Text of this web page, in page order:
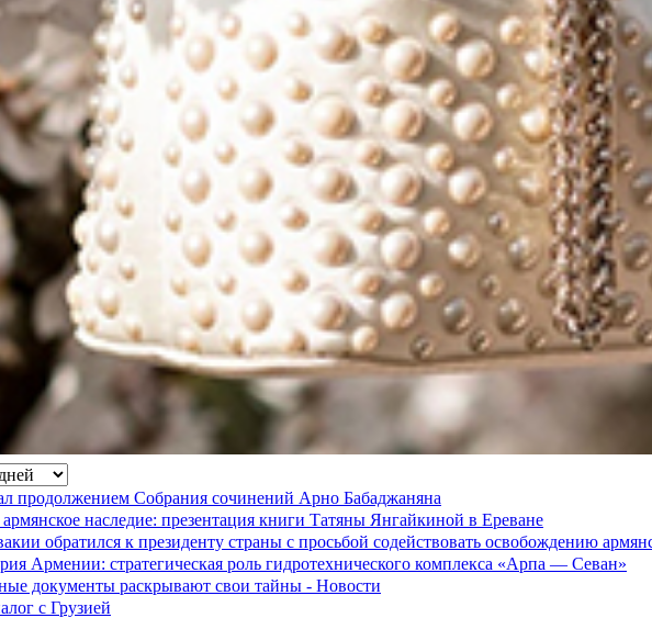
продолжением Собрания сочинений Арно Бабаджаняна
наследие: презентация книги Татяны Янгайкиной в Ереване
обратился к президенту страны с просьбой содействовать освобождению
Армении: стратегическая роль гидротехнического комплекса «Арпа — Севан»
документы раскрывают свои тайны - Новости
с Грузией